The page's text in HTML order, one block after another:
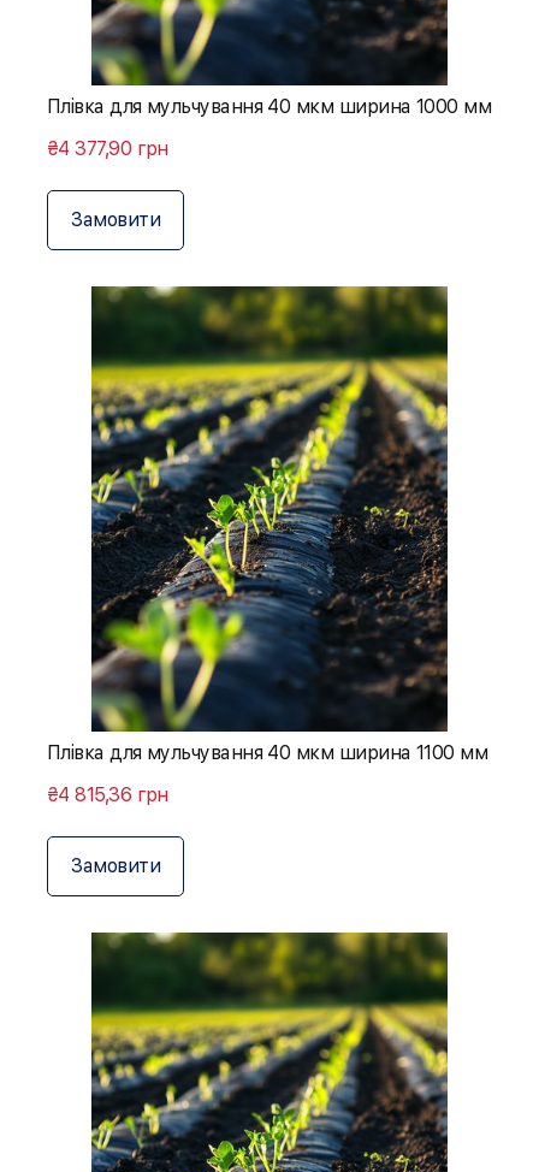
Плівка для мульчування 40 мкм ширина 1000 мм
₴4 377,90 грн
Замовити
Плівка для мульчування 40 мкм ширина 1100 мм
₴4 815,36 грн
Замовити